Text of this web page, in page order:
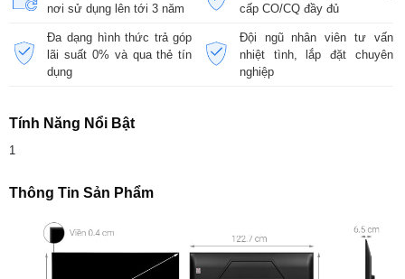
nơi sử dụng lên tới 3 năm
cấp CO/CQ đầy đủ
Đa dạng hình thức trả góp
lãi suất 0% và qua thẻ tín
dụng
Đội ngũ nhân viên tư vấn
nhiệt tình, lắp đặt chuyên
nghiệp
Tính Năng Nổi Bật
1
Thông Tin Sản Phẩm